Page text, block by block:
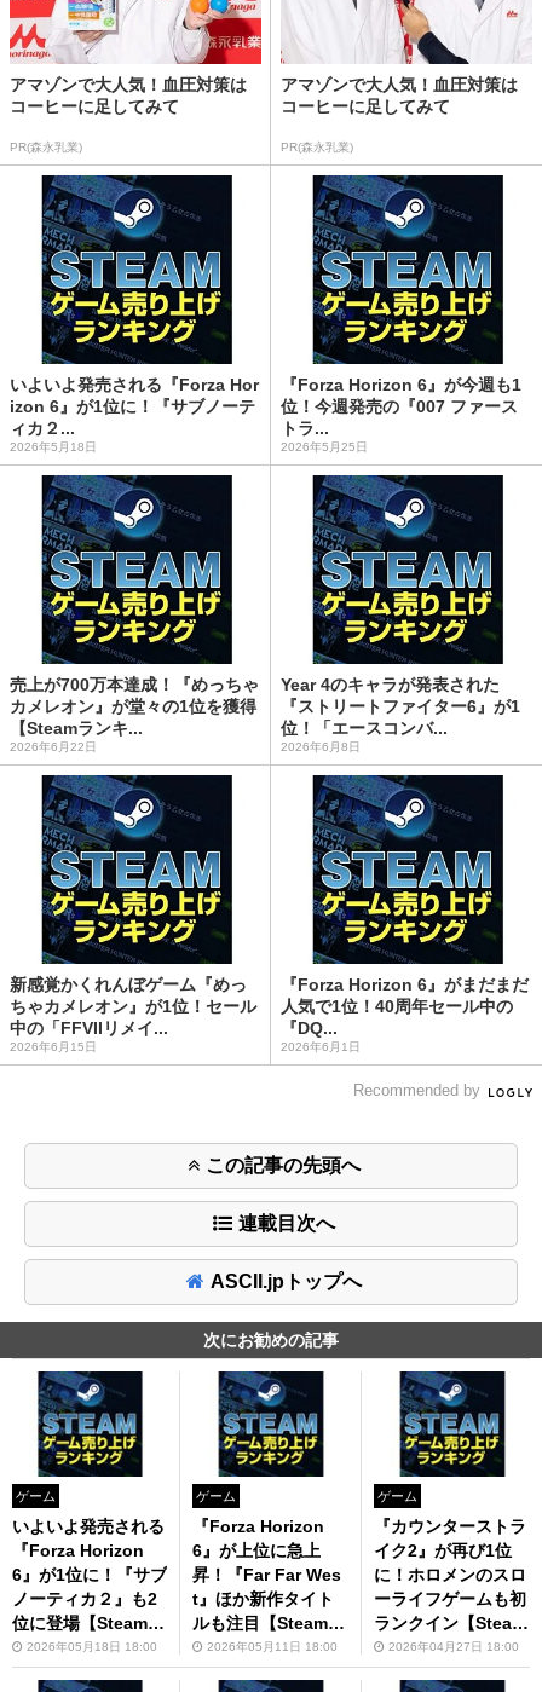
アマゾンで大人気！血圧対策は
コーヒーに足してみて
PR(森永乳業)
アマゾンで大人気！血圧対策は
コーヒーに足してみて
PR(森永乳業)
いよいよ発売される『Forza Hor
izon 6』が1位に！『サブノーテ
ィカ２...
2026年5月18日
『Forza Horizon 6』が今週も1
位！今週発売の『007 ファース
トラ...
2026年5月25日
売上が700万本達成！『めっちゃ
カメレオン』が堂々の1位を獲得
【Steamランキ...
2026年6月22日
Year 4のキャラが発表された
『ストリートファイター6』が1
位！「エースコンバ...
2026年6月8日
新感覚かくれんぼゲーム『めっ
ちゃカメレオン』が1位！セール
中の「FFVIIリメイ...
2026年6月15日
『Forza Horizon 6』がまだまだ
人気で1位！40周年セール中の
『DQ...
2026年6月1日
Recommended by
この記事の先頭へ
連載目次へ
ASCII.jpトップへ
次にお勧めの記事
ゲーム
いよいよ発売される
『Forza Horizon
6』が1位に！『サブ
ノーティカ２』も2
位に登場【Steamラ
ンキング】
2026年05月18日 18:00
ゲーム
『Forza Horizon
6』が上位に急上
昇！『Far Far Wes
t』ほか新作タイト
ルも注目【Steamラ
ンキング】
2026年05月11日 18:00
ゲーム
『カウンターストラ
イク2』が再び1位
に！ホロメンのスロ
ーライフゲームも初
ランクイン【Steam
ランキング】
2026年04月27日 18:00